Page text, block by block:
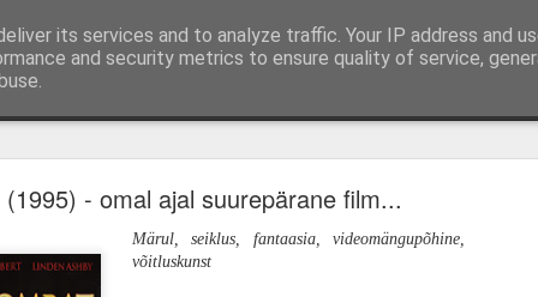
- omal ajal suurepärane film...
Märul, seiklus, fantaasia, videomängupõhine,
võitluskunst
its services and to analyze traffic. Your IP address and
and security metrics to ensure quality of service,
, mängu- ja tootearvustused, TOP nimekirjad
memento, vähem mori. „28 aastat hiljem"
kuid lõhestav tagasitulek